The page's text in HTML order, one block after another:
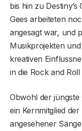
bis hin zu
Gees arbeiteten
angesagt war, und
Musikprojekten
kreativen
in die Rock and
Obwohl der jüngste
ein Kernmitglied
angesehener